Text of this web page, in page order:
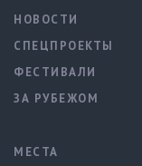
НОВОСТИ
СПЕЦПРОЕКТЫ
ФЕСТИВАЛИ
ЗА РУБЕЖОМ
МЕСТА